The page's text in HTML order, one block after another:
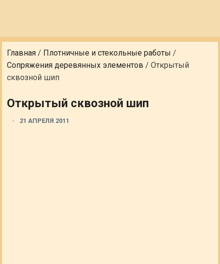
Главная / Плотничные и стекольные работы /
Сопряжения деревянных элементов /Открытый
сквозной шип
Открытый сквозной шип
21 АПРЕЛЯ 2011